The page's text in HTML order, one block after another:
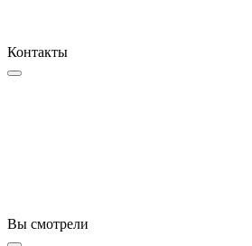
Контакты
Вы смотрели